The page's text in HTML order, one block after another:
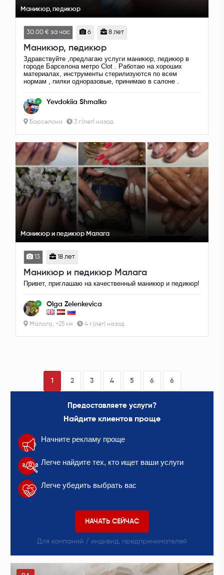
Маникюр, педикюр
30.00 € за час 6 8 лет
Маникюр, педикюр
Здравствуйте ,предлагаю услуги маникюр, педикюр в
городе Барселона метро Clot . Работаю на хороших
материалах, инструменты стерилизуются по всем
нормам , пилки одноразовые, принимаю в салоне .
Yevdokiia Shmalko
Барселона 3 г.(лет) назад
Маникюр и педикюр Малага
13 18 лет
Маникюр и педикюр Малага
Привет, приглашаю на качественный маникюр и педикюр!
Olga Zelenkevica
Малага, +25 км 4 г.(лет) назад
1 2 3 4 5 6 6
Предоставляете услуги?
Найдите клиентов проще
Начните рекламу проще
Легче найдите тех, кто ищет ваши услуги
Легче убедить выбрать вас
НАЧАТЬ СЕЙЧАС
Для компаний / индивид. предпринимателей